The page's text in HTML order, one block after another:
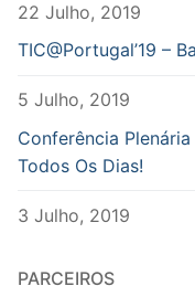
22 Julho, 2019
TIC@Portugal’19 –
5 Julho, 2019
Conferência
Todos Os Dias!
3 Julho, 2019
PARCEIROS